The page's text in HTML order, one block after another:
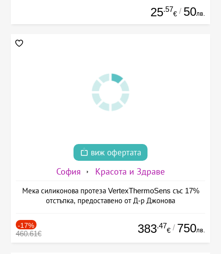
25.57
€ / 50лв.
виж офертата
София Красота и Здраве
Мека силиконова протеза VertexThermoSens със 17%
отстъпка, предоставено от Д-р Джонова
-17%
460.61€ 383.47
€ / 750лв.